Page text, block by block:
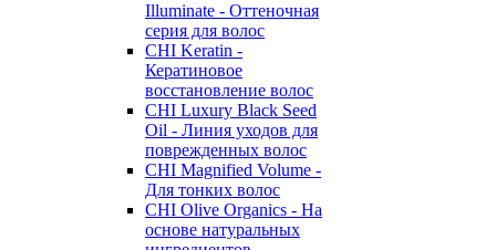
Illuminate - Оттеночная
серия для волос
CHI Keratin -
Кератиновое
восстановление волос
CHI Luxury Black Seed
Oil - Линия уходов для
поврежденных волос
CHI Magnified Volume -
Для тонких волос
CHI Olive Organics - На
основе натуральных